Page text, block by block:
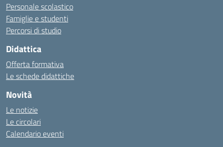
Personale scolastico
Famiglie e studenti
Percorsi di studio
Didattica
Offerta formativa
Le schede didattiche
Novità
Le notizie
Le circolari
Calendario eventi